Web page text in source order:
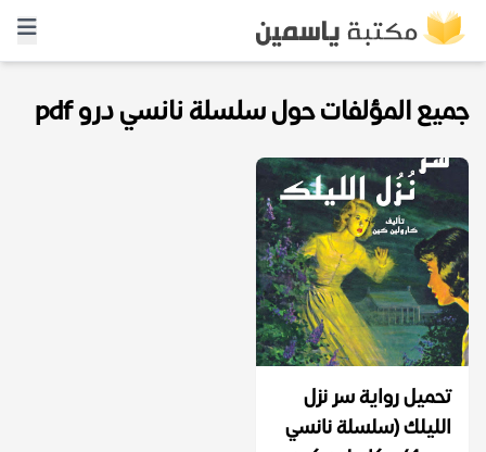
جميع المؤلفات حول سلسلة نانسي درو pdf
تحميل رواية سر نزل
الليلك (سلسلة نانسي